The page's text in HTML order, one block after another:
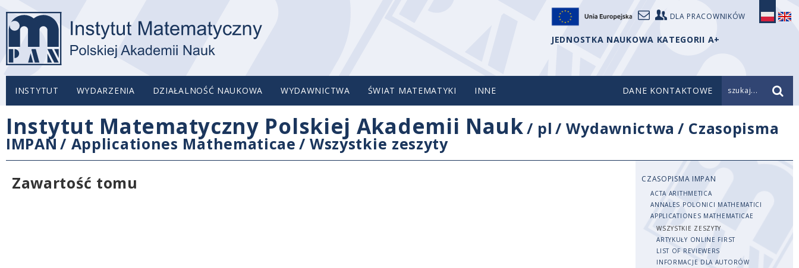
DLA PRACOWNIKÓW
JEDNOSTKA NAUKOWA KATEGORII A+
INSTYTUT WYDARZENIA DZIAŁALNOŚĆ NAUKOWA WYDAWNICTWA ŚWIAT MATEMATYKI INNE DANE KONTAKTOWE szukaj...
Instytut Matematyczny Polskiej Akademii Nauk/ pl /Wydawnictwa / Czasopisma
IMPAN / Applicationes Mathematicae / Wszystkie zeszyty
Zawartość tomu
CZASOPISMA IMPAN
ACTA ARITHMETICA
ANNALES POLONICI MATHEMATICI
APPLICATIONES MATHEMATICAE
WSZYSTKIE ZESZYTY
ARTYKUŁY ONLINE FIRST
LIST OF REVIEWERS
INFORMACJE DLA AUTORÓW